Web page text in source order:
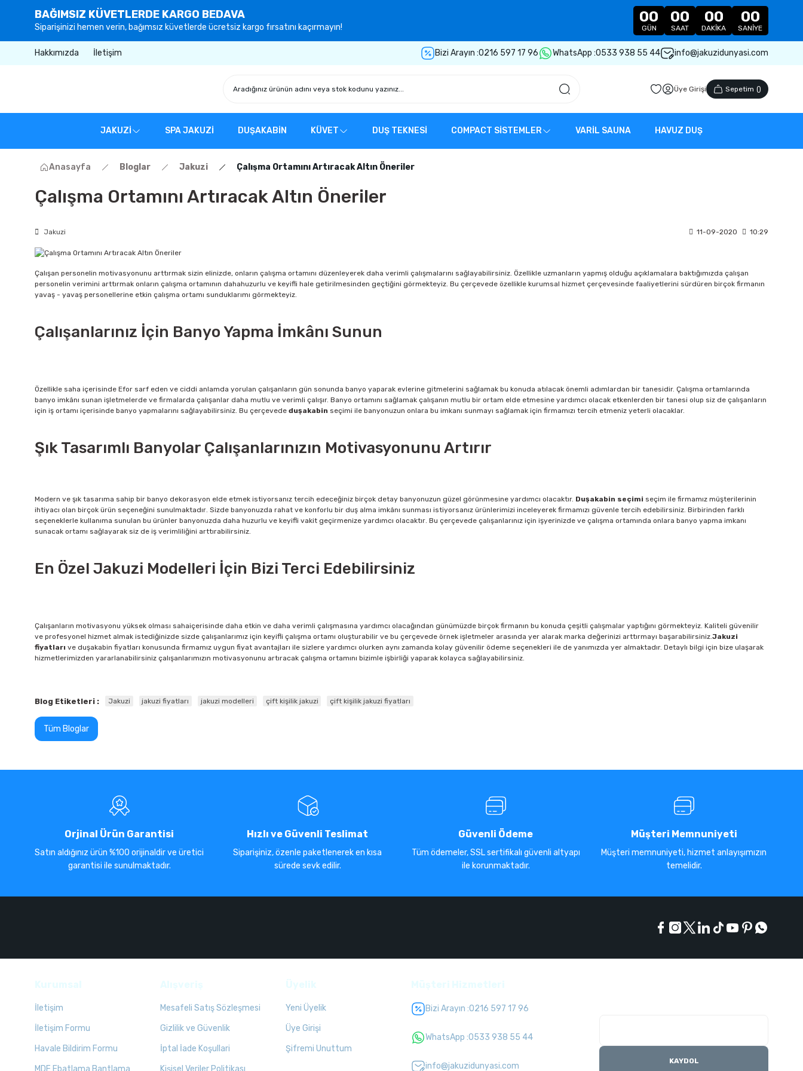
BAĞIMSIZ KÜVETLERDE KARGO BEDAVA
Siparişinizi hemen verin, bağımsız küvetlerde ücretsiz kargo fırsatını kaçırmayın!
00
GÜN
00
SAAT
00
DAKIKA
00
SANIYE
Hakkımızda İletişim Bizi Arayın :0216 597 17 96 WhatsApp :0533 938 55 44 info@jakuzidunyasi.com
Üye Girişi Sepetim ()
JAKUZİ SPA JAKUZİ DUŞAKABİN KÜVET DUŞ TEKNESİ COMPACT SİSTEMLER VARİL SAUNA HAVUZ DUŞ
Anasayfa Bloglar Jakuzi Çalışma Ortamını Artıracak Altın Öneriler
Çalışma Ortamını Artıracak Altın Öneriler
Jakuzi 11-09-2020 10:29
Çalışan personelin motivasyonunu arttırmak sizin elinizde, onların çalışma ortamını düzenleyerek daha verimli çalışmalarını sağlayabilirsiniz. Özellikle uzmanların yapmış olduğu açıklamalara baktığımızda çalışan
personelin verimini arttırmak onların çalışma ortamının dahahuzurlu ve keyifli hale getirilmesinden geçtiğini görmekteyiz. Bu çerçevede özellikle kurumsal hizmet çerçevesinde faaliyetlerini sürdüren birçok firmanın
yavaş - yavaş personellerine etkin çalışma ortamı sunduklarımı görmekteyiz.
Çalışanlarınız İçin Banyo Yapma İmkânı Sunun
Özellikle saha içerisinde Efor sarf eden ve ciddi anlamda yorulan çalışanların gün sonunda banyo yaparak evlerine gitmelerini sağlamak bu konuda atılacak önemli adımlardan bir tanesidir. Çalışma ortamlarında
banyo imkânı sunan işletmelerde ve firmalarda çalışanlar daha mutlu ve verimli çalışır. Banyo ortamını sağlamak çalışanın mutlu bir ortam elde etmesine yardımcı olacak etkenlerden bir tanesi olup siz de çalışanların
için iş ortamı içerisinde banyo yapmalarını sağlayabilirsiniz. Bu çerçevede duşakabin seçimi ile banyonuzun onlara bu imkanı sunmayı sağlamak için firmamızı tercih etmeniz yeterli olacaklar.
Şık Tasarımlı Banyolar Çalışanlarınızın Motivasyonunu Artırır
Modern ve şık tasarıma sahip bir banyo dekorasyon elde etmek istiyorsanız tercih edeceğiniz birçok detay banyonuzun güzel görünmesine yardımcı olacaktır. Duşakabin seçimi seçim ile firmamız müşterilerinin
ihtiyacı olan birçok ürün seçeneğini sunulmaktadır. Sizde banyonuzda rahat ve konforlu bir duş alma imkânı sunması istiyorsanız ürünlerimizi inceleyerek firmamızı güvenle tercih edebilirsiniz. Birbirinden farklı
seçeneklerle kullanıma sunulan bu ürünler banyonuzda daha huzurlu ve keyifli vakit geçirmenize yardımcı olacaktır. Bu çerçevede çalışanlarınız için işyerinizde ve çalışma ortamında onlara banyo yapma imkanı
sunacak ortamı sağlayarak siz de iş verimliliğini arttırabilirsiniz.
En Özel Jakuzi Modelleri İçin Bizi Terci Edebilirsiniz
Çalışanların motivasyonu yüksek olması sahaiçerisinde daha etkin ve daha verimli çalışmasına yardımcı olacağından günümüzde birçok firmanın bu konuda çeşitli çalışmalar yaptığını görmekteyiz. Kaliteli güvenilir
ve profesyonel hizmet almak istediğinizde sizde çalışanlarımız için keyifli çalışma ortamı oluşturabilir ve bu çerçevede örnek işletmeler arasında yer alarak marka değerinizi arttırmayı başarabilirsiniz.Jakuzi
fiyatları ve duşakabin fiyatları konusunda firmamız uygun fiyat avantajları ile sizlere yardımcı olurken aynı zamanda kolay güvenilir ödeme seçenekleri ile de yanımızda yer almaktadır. Detaylı bilgi için bize ulaşarak
hizmetlerimizden yararlanabilirsiniz çalışanlarımızın motivasyonunu artıracak çalışma ortamını bizimle işbirliği yaparak kolayca sağlayabilirsiniz.
Blog Etiketleri : Jakuzi jakuzi fiyatları jakuzi modelleri çift kişilik jakuzi çift kişilik jakuzi fiyatları
Tüm Bloglar
Orjinal Ürün Garantisi
Satın aldığınız ürün %100 orijinaldir ve üretici
garantisi ile sunulmaktadır.
Hızlı ve Güvenli Teslimat
Siparişiniz, özenle paketlenerek en kısa
sürede sevk edilir.
Güvenli Ödeme
Tüm ödemeler, SSL sertifikalı güvenli altyapı
ile korunmaktadır.
Müşteri Memnuniyeti
Müşteri memnuniyeti, hizmet anlayışımızın
temelidir.
İletişim
İletişim Formu
Havale Bildirim Formu
MDF Ebatlama Bantlama
Mesafeli Satış Sözleşmesi
Gizlilik ve Güvenlik
İptal İade Koşullari
Kişisel Veriler Politikası
Yeni Üyelik
Üye Girişi
Şifremi Unuttum
Bizi Arayın :0216 597 17 96
WhatsApp :0533 938 55 44
info@jakuzidunyasi.com KAYDOL